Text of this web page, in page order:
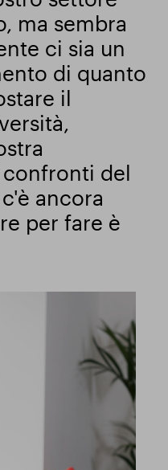
ma sembra
ci sia un
di quanto
il
del
ancora
per fare è